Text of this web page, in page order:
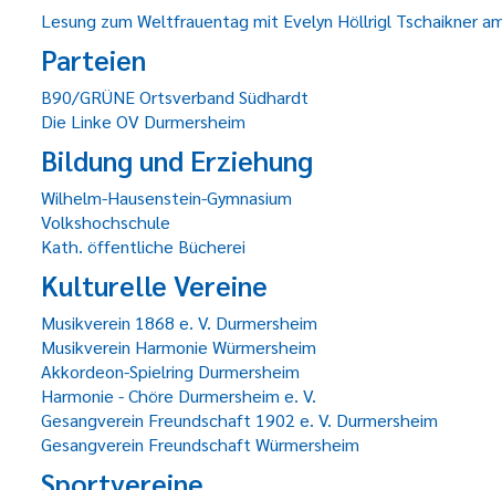
Lesung zum Weltfrauentag mit Evelyn Höllrigl Tschaikner
Parteien
B90/GRÜNE Ortsverband Südhardt
Die Linke OV Durmersheim
Bildung und Erziehung
Wilhelm-Hausenstein-Gymnasium
Volkshochschule
Kath. öffentliche Bücherei
Kulturelle Vereine
Musikverein 1868 e. V. Durmersheim
Musikverein Harmonie Würmersheim
Akkordeon-Spielring Durmersheim
Harmonie - Chöre Durmersheim e. V.
Gesangverein Freundschaft 1902 e. V. Durmersheim
Gesangverein Freundschaft Würmersheim